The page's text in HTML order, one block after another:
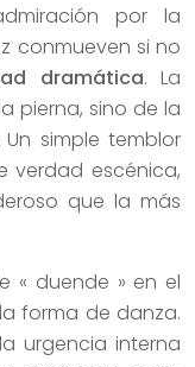
por la
conmueven si no
dramática. La
pierna, sino de la
simple temblor
verdad escénica,
que la más
« duende » en el
forma de danza.
urgencia interna